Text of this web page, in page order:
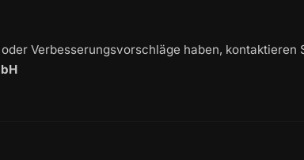
Verbesserungsvorschläge haben, kontaktieren